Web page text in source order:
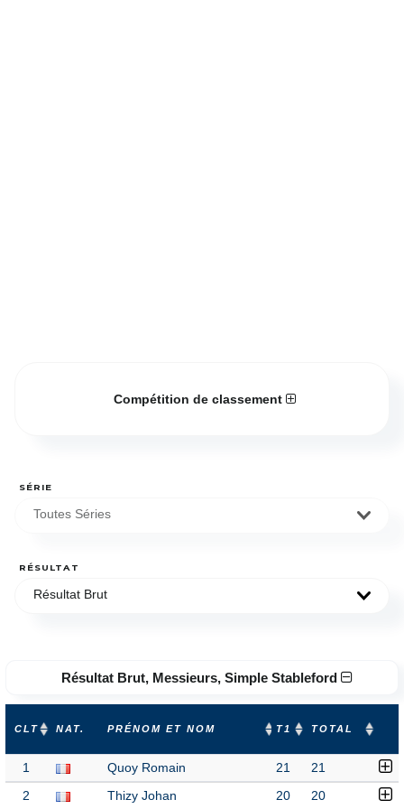
Compétition de classement
SÉRIE
Toutes Séries
RÉSULTAT
Résultat Brut
Résultat Brut, Messieurs, Simple Stableford
CLT NAT. PRÉNOM ET NOM T1 TOTAL
1 Quoy Romain 21 21
2 Thizy Johan 20 20